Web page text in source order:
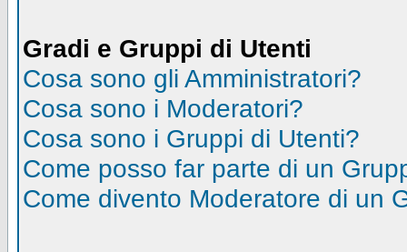
Gradi e Gruppi di Utenti
Cosa sono gli Amministratori?
Cosa sono i Moderatori?
Cosa sono i Gruppi di Utenti?
Come posso far parte di un
Come divento Moderatore di un